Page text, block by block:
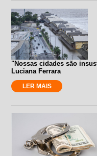
"Nossas cidades são
Luciana Ferrara
LER MAIS